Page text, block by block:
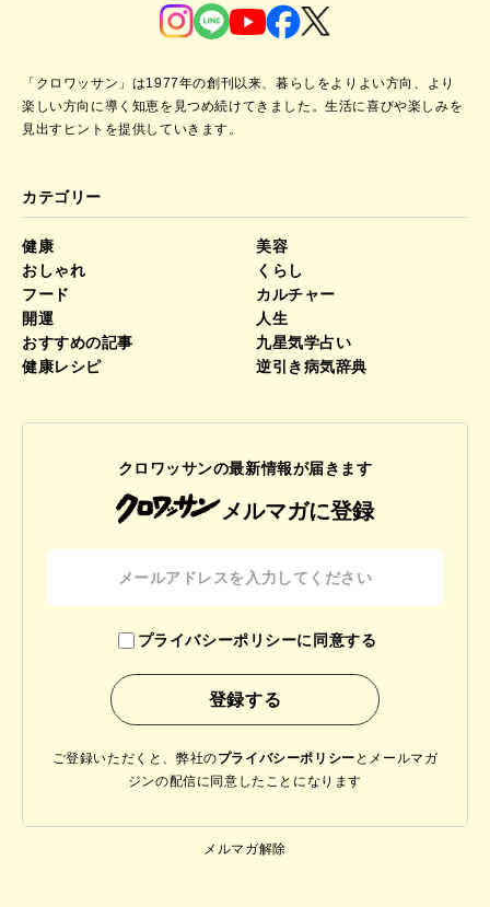
「クロワッサン」は1977年の創刊以来、暮らしをよりよい方向、より
楽しい方向に導く知恵を見つめ続けてきました。生活に喜びや楽しみを
見出すヒントを提供していきます。
カテゴリー
健康
美容
おしゃれ
くらし
フード
カルチャー
開運
人生
おすすめの記事
九星気学占い
健康レシピ
逆引き病気辞典
クロワッサンの最新情報が届きます
メルマガに登録
プライバシーポリシーに同意する
ご登録いただくと、弊社のプライバシーポリシー と メールマガ
ジンの配信に同意したことになります
メルマガ解除